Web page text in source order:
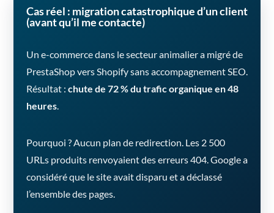
Cas réel : migration catastrophique d’un client
(avant qu’il me contacte)
Un e-commerce dans le secteur animalier a migré de
PrestaShop vers Shopify sans accompagnement SEO.
Résultat : chute de 72 % du trafic organique en 48
heures.
Pourquoi ? Aucun plan de redirection. Les 2 500
URLs produits renvoyaient des erreurs 404. Google a
considéré que le site avait disparu et a déclassé
l’ensemble des pages.